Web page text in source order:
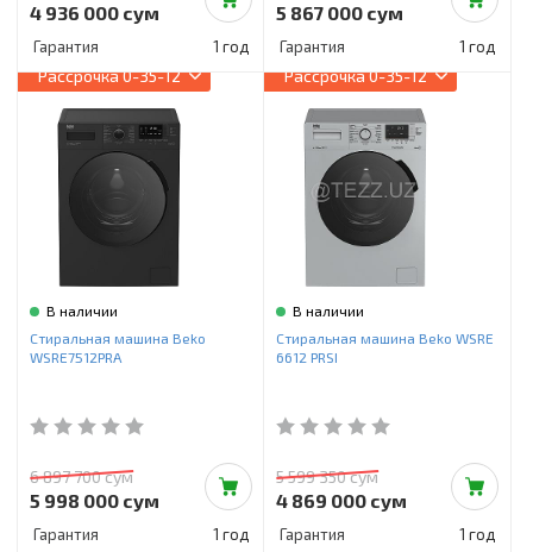
4 936 000 сум
Гарантия 1 год
5 867 000 сум
Гарантия 1 год
Рассрочка0-35-12
В наличии
Стиральная машина Beko
WSRE7512PRA
6 897 700 сум
5 998 000 сум
Гарантия 1 год
Рассрочка0-35-12
В наличии
Стиральная машина Beko WSRE
6612 PRSI
5 599 350 сум
4 869 000 сум
Гарантия 1 год